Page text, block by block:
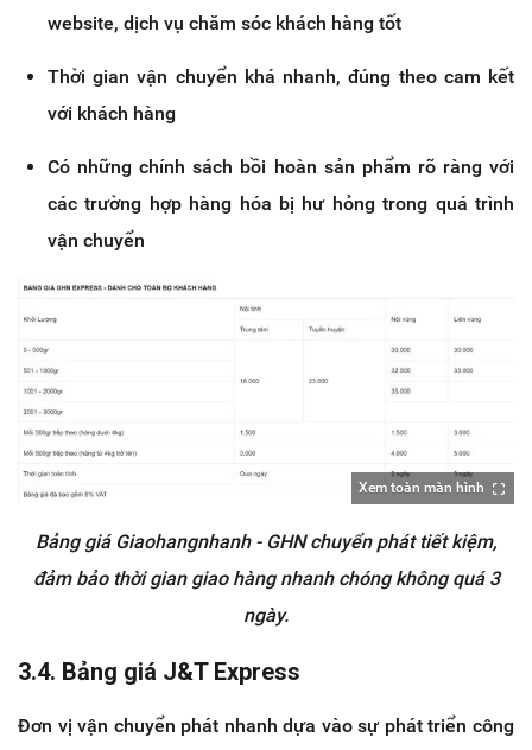
website, dịch vụ chăm sóc khách hàng tốt
Thời gian vận chuyển khá nhanh, đúng theo cam kết
với khách hàng
Có những chính sách bồi hoàn sản phẩm rõ ràng với
các trường hợp hàng hóa bị hư hỏng trong quá trình
vận chuyển
Xem toàn màn hình
Bảng giá Giaohangnhanh - GHN chuyển phát tiết kiệm,
đảm bảo thời gian giao hàng nhanh chóng không quá 3
ngày.
3.4. Bảng giá J&T Express
Đơn vị vận chuyển phát nhanh dựa vào sự phát triển công